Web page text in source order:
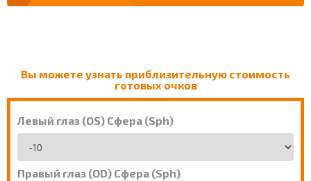
Вы можете узнать приблизительную стоимость
готовых очков
Левый глаз (OS) Сфера (Sph)
Правый глаз (OD) Сфера (Sph)